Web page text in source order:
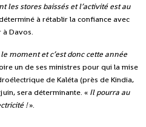
les stores baissés et l’activité est au
à rétablir la confiance avec
Davos.
moment et c’est donc cette année
un de ses ministres pour qui la mise
de Kaléta (près de Kindia,
sera déterminante. « Il pourra au
!».